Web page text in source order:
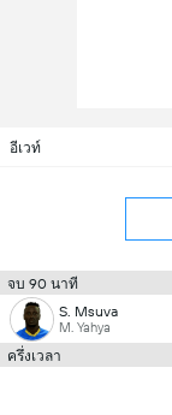
อีเวท์
จบ 90 นาที
S. Msuva
M. Yahya
ครึ่งเวลา